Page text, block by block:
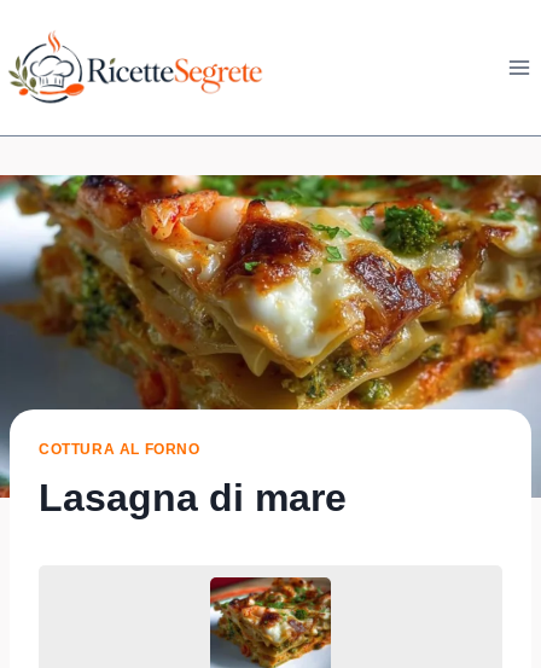
content
COTTURA AL FORNO
Lasagna di mare